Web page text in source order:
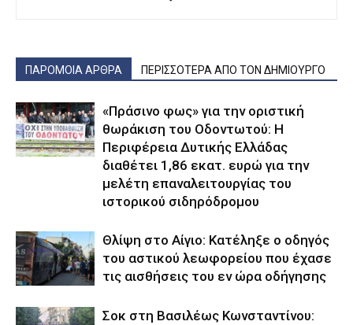
ΠΑΡΟΜΟΙΑ ΑΡΘΡΑ ΠΕΡΙΣΣΟΤΕΡΑ ΑΠΟ ΤΟΝ ΔΗΜΙΟΥΡΓΟ
«Πράσινο φως» για την οριστική
θωράκιση του Οδοντωτού: Η
Περιφέρεια Δυτικής Ελλάδας
διαθέτει 1,86 εκατ. ευρώ για την
μελέτη επαναλειτουργίας του
ιστορικού σιδηρόδρομου
Θλίψη στο Αίγιο: Κατέληξε ο οδηγός
του αστικού λεωφορείου που έχασε
τις αισθήσεις του εν ώρα οδήγησης
Σοκ στη Βασιλέως Κωνσταντίνου: